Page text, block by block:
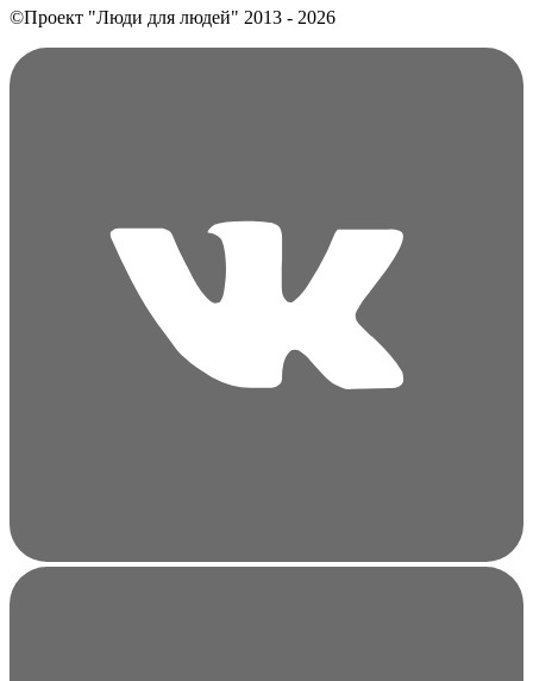
©Проект "Люди для людей" 2013 - 2026